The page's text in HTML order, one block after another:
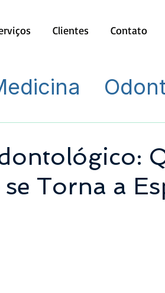
Clientes Contato
Torna a